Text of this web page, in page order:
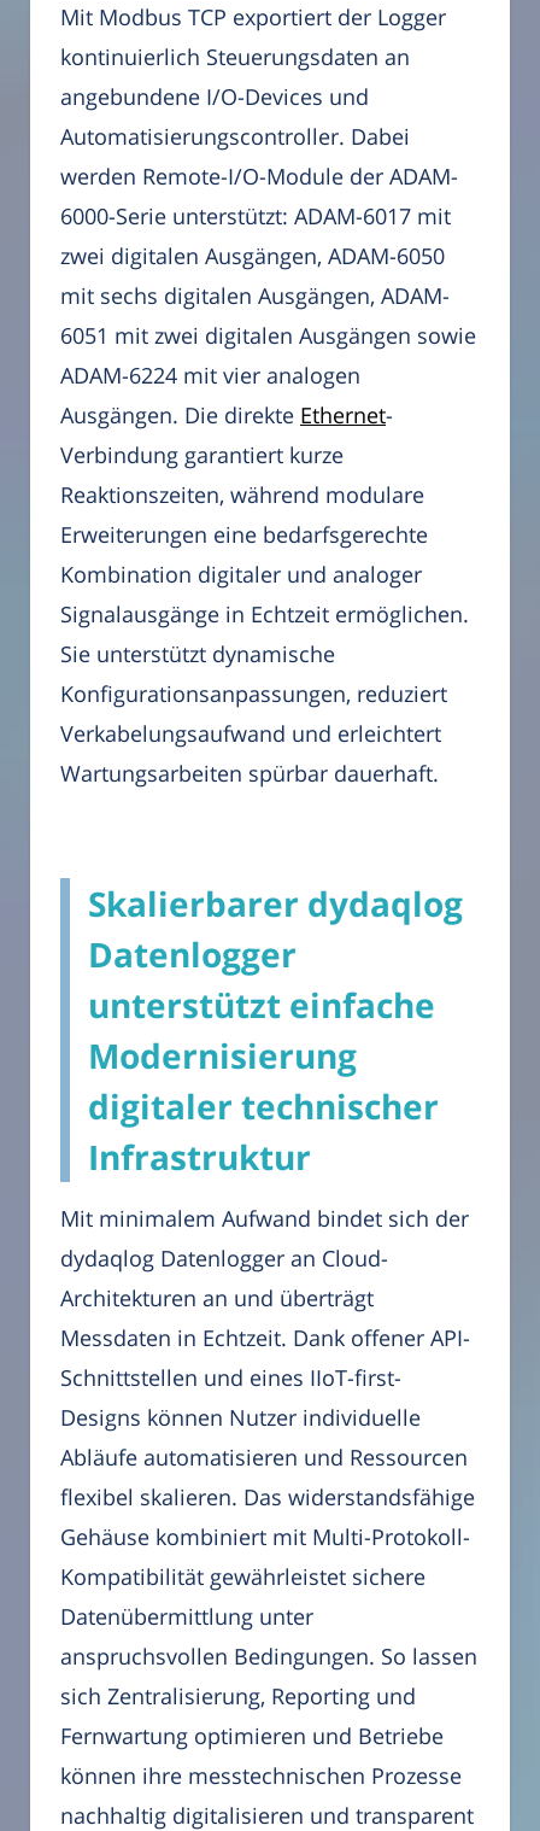
Mit Modbus TCP exportiert der Logger
kontinuierlich Steuerungsdaten an
angebundene I/O-Devices und
Automatisierungscontroller. Dabei
werden Remote-I/O-Module der ADAM-
6000-Serie unterstützt: ADAM-6017 mit
zwei digitalen Ausgängen, ADAM-6050
mit sechs digitalen Ausgängen, ADAM-
6051 mit zwei digitalen Ausgängen sowie
ADAM-6224 mit vier analogen
Ausgängen. Die direkte Ethernet-
Verbindung garantiert kurze
Reaktionszeiten, während modulare
Erweiterungen eine bedarfsgerechte
Kombination digitaler und analoger
Signalausgänge in Echtzeit ermöglichen.
Sie unterstützt dynamische
Konfigurationsanpassungen, reduziert
Verkabelungsaufwand und erleichtert
Wartungsarbeiten spürbar dauerhaft.
Skalierbarer dydaqlog
Datenlogger
unterstützt einfache
Modernisierung
digitaler technischer
Infrastruktur
Mit minimalem Aufwand bindet sich der
dydaqlog Datenlogger an Cloud-
Architekturen an und überträgt
Messdaten in Echtzeit. Dank offener API-
Schnittstellen und eines IIoT-first-
Designs können Nutzer individuelle
Abläufe automatisieren und Ressourcen
flexibel skalieren. Das widerstandsfähige
Gehäuse kombiniert mit Multi-Protokoll-
Kompatibilität gewährleistet sichere
Datenübermittlung unter
anspruchsvollen Bedingungen. So lassen
sich Zentralisierung, Reporting und
Fernwartung optimieren und Betriebe
können ihre messtechnischen Prozesse
nachhaltig digitalisieren und transparent